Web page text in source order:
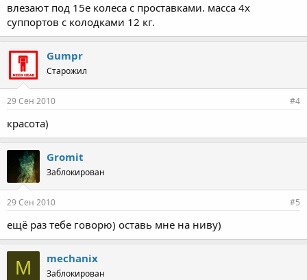
влезают под 15е колеса с проставками. масса 4х
суппортов с колодками 12 кг.
Gumpr
Старожил
29 Сен 2010 #4
красота)
Gromit
Заблокирован
29 Сен 2010 #5
ещё раз тебе говорю) оставь мне на ниву)
M mechanix
Заблокирован